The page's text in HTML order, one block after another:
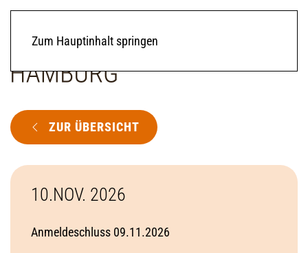
Zum Hauptinhalt springen
ZUR ÜBERSICHT
10.NOV. 2026
Anmeldeschluss 09.11.2026